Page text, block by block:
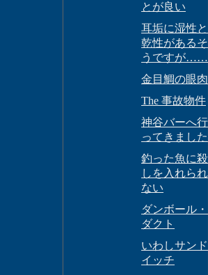
とが良い
耳垢に湿性と
乾性があるそ
うですが……
金目鯛の眼肉
The 事故物件
神谷バーへ行
ってきました
釣った魚に殺
しを入れられ
ない
ダンボール・
ダクト
いわしサンド
イッチ